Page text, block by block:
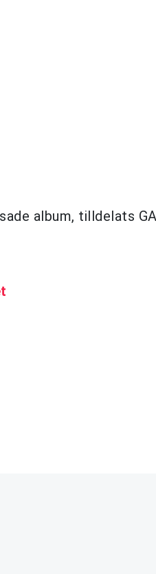
album, tilldelats